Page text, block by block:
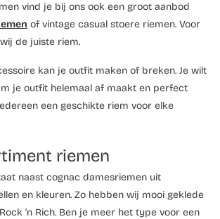
vind je bij ons ook een groot aanbod
of vintage casual stoere riemen. Voor
de juiste riem.
kan je outfit maken of breken. Je wilt
je outfit helemaal af maakt en perfect
een geschikte riem voor elke
riemen
naast cognac damesriemen uit
en kleuren. Zo hebben wij mooi geklede
‘n Rich. Ben je meer het type voor een